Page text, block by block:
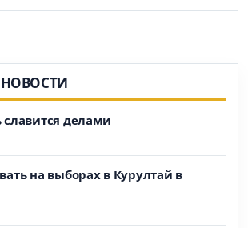
славится делами
на выборах в Курултай в